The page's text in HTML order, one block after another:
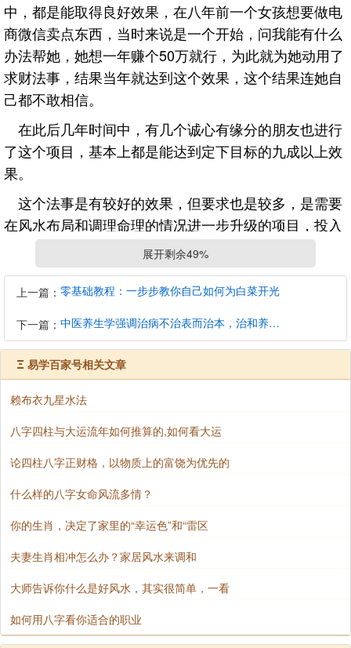
中，都是能取得良好效果，在八年前一个女孩想要做电
商微信卖点东西，当时来说是一个开始，问我能有什么
办法帮她，她想一年赚个50万就行，为此就为她动用了
求财法事，结果当年就达到这个效果，这个结果连她自
己都不敢相信。
在此后几年时间中，有几个诚心有缘分的朋友也进行
了这个项目，基本上都是能达到定下目标的九成以上效
果。
这个法事是有较好的效果，但要求也是较多，是需要
在风水布局和调理命理的情况进一步升级的项目，投入
也是较大，所以在这个项目进行中，是要求较高的项
目，所以我也是只对有缘人进行，今天发出来只是说明
一下，有些是需要多方面加强及提升，这样才能取得更
招财求财法事和风水布局客户反馈
铁笔居士
在昨天接到一个客户反馈，这个客户在去年底开始进
行了一场求财法事，在今年来，经过努力，取得良好效
这位客户是一直从事外贸行业，发展是较好的，但在
去年之前，由于自己不慎误信他人，投资一场大笔资金
去做虚拟产品，最后被骗亏损达到几千万，生意一度到
在风水方面是由我负责，但这件事情没有让我知情，结
果出现这么严重亏空。
当我知道事情的来龙去脉后，亏空成了现实，那么就
只有赚钱来补充为主，因此我进行全面风水规划设，并
展开剩余49%
上一篇： 零基础教程：一步步教你自己如何为白菜开光
下一篇： 中医养生学强调治病不治表而治本，治和养兼顾是有必要的
Ξ 易学百家号相关文章
赖布衣九星水法
八字四柱与大运流年如何推算的,如何看大运
论四柱八字正财格，以物质上的富饶为优先的
什么样的八字女命风流多情？
你的生肖，决定了家里的“幸运色”和“雷区
夫妻生肖相冲怎么办？家居风水来调和
大师告诉你什么是好风水，其实很简单，一看
如何用八字看你适合的职业